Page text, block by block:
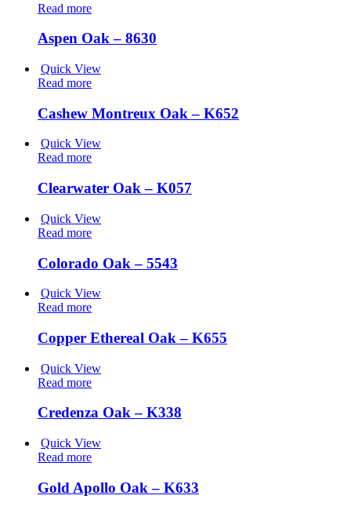
Read more
Aspen Oak – 8630
Quick View
Read more
Cashew Montreux Oak – K652
Quick View
Read more
Clearwater Oak – K057
Quick View
Read more
Colorado Oak – 5543
Quick View
Read more
Copper Ethereal Oak – K655
Quick View
Read more
Credenza Oak – K338
Quick View
Read more
Gold Apollo Oak – K633